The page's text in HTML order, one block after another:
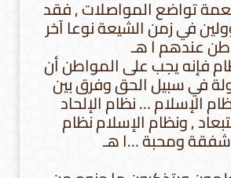
تواضع المواصلات , فقد
في زمن الشيعة نوعا آخر
عندهم ا هـ
فإنه يجب على المواطن أن
في سبيل الحق وفرق بين
الإسلام … نظام الإلحاد
, ونظام الإسلام نظام
ومحبة …ا هـ